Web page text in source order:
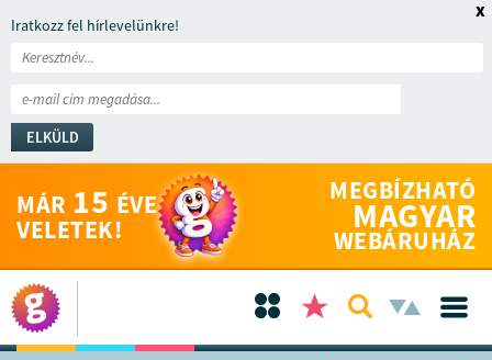
Iratkozz fel hírlevelünkre!
ELKÜLD
x
MÁR 15 ÉVE
VELETEK!
MEGBÍZHATÓ
MAGYAR
WEBÁRUHÁZ